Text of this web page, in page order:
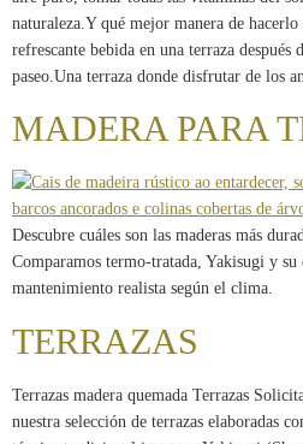
naturaleza.Y qué mejor manera de
refrescante bebida en una terraza
paseo.Una terraza donde disfrutar de los
MADERA PARA
Descubre cuáles son las maderas más
Comparamos termo-tratada, Yakisugi y
mantenimiento realista según el clima.
TERRAZAS
Terrazas madera quemada Terrazas
nuestra selección de terrazas elaboradas